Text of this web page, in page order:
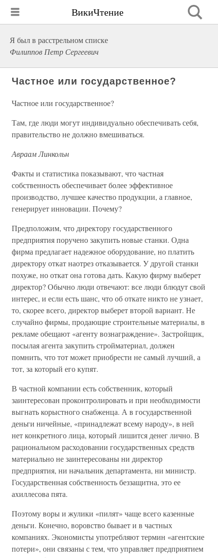
ВикиЧтение
Я был в расстрельном списке
Филиппов Петр Сергеевич
Частное или государственное?
Частное или государственное?
Там, где люди могут индивидуально обеспечивать себя,
правительство не должно вмешиваться.
Авраам Линкольн
Факты и статистика показывают, что частная
собственность обеспечивает более эффективное
производство, лучшее качество продукции, а главное,
генерирует инновации. Почему?
Предположим, что директору государственного
предприятия поручено закупить новые станки. Одна
фирма предлагает надежное оборудование, но платить
директору откат наотрез отказывается. У другой станки
похуже, но откат она готова дать. Какую фирму выберет
директор? Обычно люди отвечают: все люди блюдут свой
интерес, и если есть шанс, что об откате никто не узнает,
то, скорее всего, директор выберет второй вариант. Не
случайно фирмы, продающие строительные материалы, в
рекламе обещают «агенту вознаграждение». Застройщик,
посылая агента закупить стройматериал, должен
помнить, что тот может приобрести не самый лучший, а
тот, за который его купят.
В частной компании есть собственник, который
заинтересован проконтролировать и при необходимости
выгнать корыстного снабженца. А в государственной
деньги ничейные, «принадлежат всему народу», в ней
нет конкретного лица, который лишится денег лично. В
рациональном расходовании государственных средств
материально не заинтересованы ни директор
предприятия, ни начальник департамента, ни министр.
Государственная собственность беззащитна, это ее
ахиллесова пята.
Поэтому воры и жулики «пилят» чаще всего казенные
деньги. Конечно, воровство бывает и в частных
компаниях. Экономисты употребляют термин «агентские
потери», они связаны с тем, что управляет предприятием